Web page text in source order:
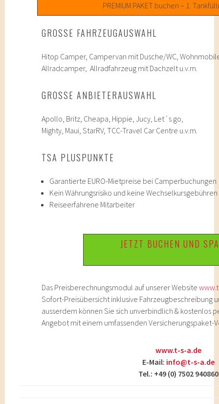
PREMIUM PAKET buchen – 1.
GROSSE FAHRZEUGAUSWAHL
Hitop Camper, Campervan mit Dusche/WC,
Allradcamper, Allradfahrzeug mit Dachzelt u.v.m.
GROSSE ANBIETERAUSWAHL
Apollo, Britz, Cheapa, Hippie, Jucy, Let´s go,
Mighty, Maui, StarRV, TCC-Travel Car Centre u.v.m.
TSA PLUSPUNKTE
Garantierte EURO-Mietpreise bei Camperbuchungen
Kein Währungsrisiko und keine Wechselkursgebühren
Reiseerfahrene Mitarbeiter
JETZT BUCHEN UND
Das Preisberechnungsmodul auf unserer Website
Sofort-Preisübersicht inklusive Fahrzeugbeschreibung
ausserdem können Sie sich unverbindlich & kostenlos
Angebot mit einem umfassenden Versicherungspaket-
www.t-s-a.de
E-Mail: info@t-s-a.de
Tel.: +49 (0) 7502 940860